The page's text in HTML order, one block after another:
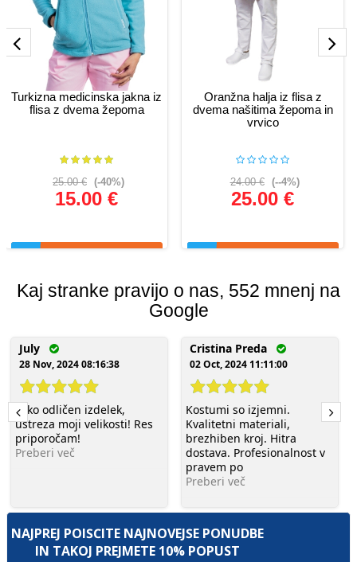
Turkizna medicinska jakna iz
flisa z dvema žepoma
25.00 € (-40%)
15.00 €
Oranžna halja iz flisa z
dvema našitima žepoma in
vrvico
24.00 € (--4%)
25.00 €
Kaj stranke pravijo o nas, 552 mnenj na
Google
July
28 Nov, 2024 08:16:38
Tako odličen izdelek,
ustreza moji velikosti! Res
priporočam!
Preberi več
Cristina Preda
02 Oct, 2024 11:11:00
Kostumi so izjemni.
Kvalitetni materiali,
brezhiben kroj. Hitra
dostava. Profesionalnost v
pravem po
Preberi več
NAJPREJ POIŠČITE NAJNOVEJŠE PONUDBE
IN TAKOJ PREJMETE 10% POPUST